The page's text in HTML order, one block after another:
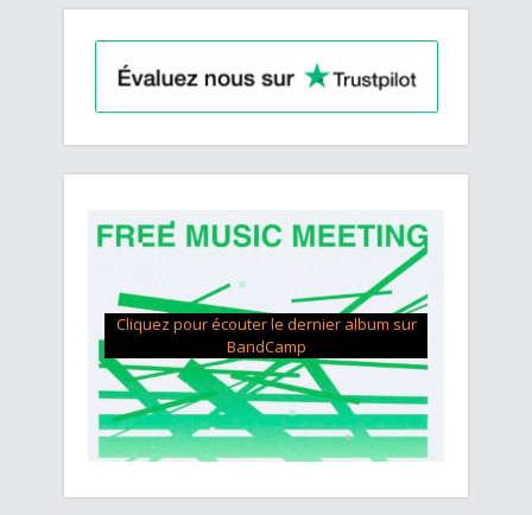
Cliquez pour écouter le dernier album sur
BandCamp